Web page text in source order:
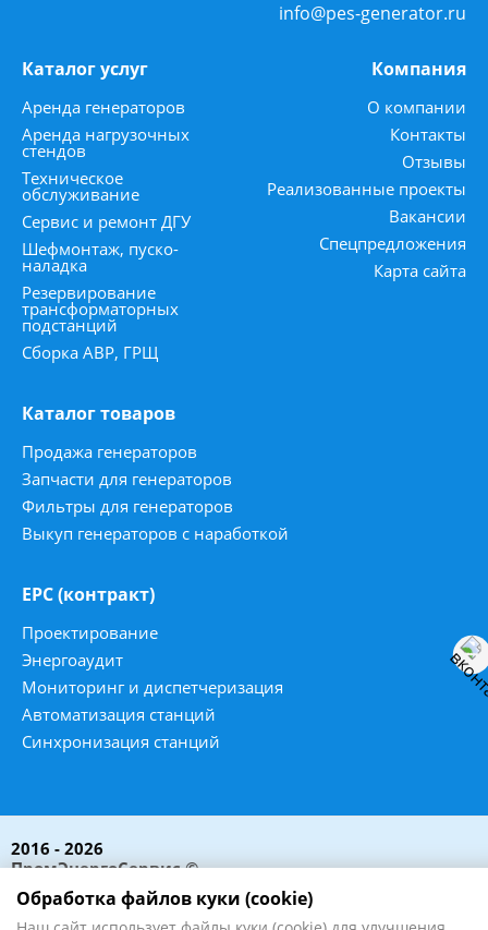
info@pes-generator.ru
Каталог услуг
Аренда генераторов
Аренда нагрузочных
стендов
Техническое
обслуживание
Сервис и ремонт ДГУ
Шефмонтаж, пуско-
наладка
Резервирование
трансформаторных
подстанций
Сборка АВР, ГРЩ
Компания
О компании
Контакты
Отзывы
Реализованные проекты
Вакансии
Спецпредложения
Карта сайта
Каталог товаров
Продажа генераторов
Запчасти для генераторов
Фильтры для генераторов
Выкуп генераторов с наработкой
ЕРС (контракт)
Проектирование
Энергоаудит
Мониторинг и диспетчеризация
Автоматизация станций
Синхронизация станций
2016 - 2026
ПромЭнергоСервис ©
Все права защищены
Обработка файлов куки (cookie)